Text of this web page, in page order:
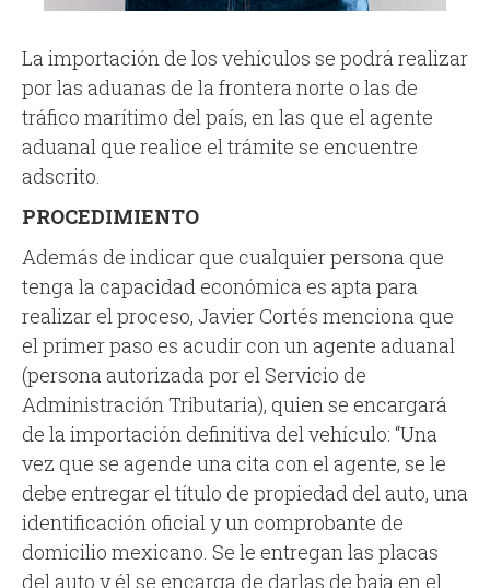
La importación de los vehículos se podrá realizar
por las aduanas de la frontera norte o las de
tráfico marítimo del país, en las que el agente
aduanal que realice el trámite se encuentre
adscrito.
PROCEDIMIENTO
Además de indicar que cualquier persona que
tenga la capacidad económica es apta para
realizar el proceso, Javier Cortés menciona que
el primer paso es acudir con un agente aduanal
(persona autorizada por el Servicio de
Administración Tributaria), quien se encargará
de la importación definitiva del vehículo: “Una
vez que se agende una cita con el agente, se le
debe entregar el título de propiedad del auto, una
identificación oficial y un comprobante de
domicilio mexicano. Se le entregan las placas
del auto y él se encarga de darlas de baja en el